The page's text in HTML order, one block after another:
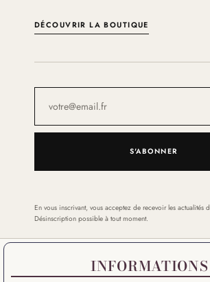
DÉCOUVRIR LA BOUTIQUE
S'ABONNER
En vous inscrivant, vous acceptez de recevoir les actualités
Désinscription possible à tout moment.
INFORMATIONS